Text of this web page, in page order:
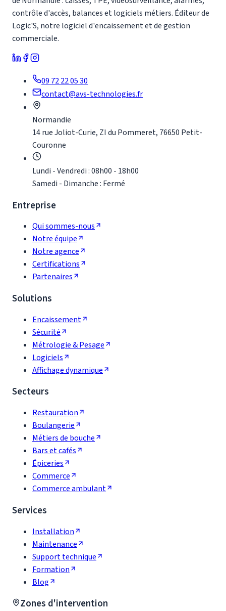
contrôle d'accès, balances et logiciels métiers. Éditeur de
Logic'S, notre logiciel d'encaissement et de gestion
commerciale.
09 72 22 05 30
contact@avs-technologies.fr
Normandie
14 rue Joliot-Curie, ZI du Pommeret, 76650 Petit-
Couronne
Lundi - Vendredi : 08h00 - 18h00
Samedi - Dimanche : Fermé
Entreprise
Qui sommes-nous
Notre équipe
Notre agence
Certifications
Partenaires
Solutions
Encaissement
Sécurité
Métrologie & Pesage
Logiciels
Affichage dynamique
Secteurs
Restauration
Boulangerie
Métiers de bouche
Bars et cafés
Épiceries
Commerce
Commerce ambulant
Services
Installation
Maintenance
Support technique
Formation
Blog
Zones d'intervention